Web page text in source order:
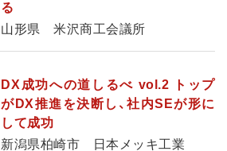
る
山形県 米沢商工会議所
DX成功への道しるべ vol.2 トップ
がDX推進を決断し、社内SEが形に
して成功
新潟県柏崎市 日本メッキ工業